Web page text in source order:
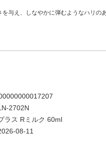
与え、しなやかに弾むようなハリの
2702N
ラス Rミルク 60ml
08-11